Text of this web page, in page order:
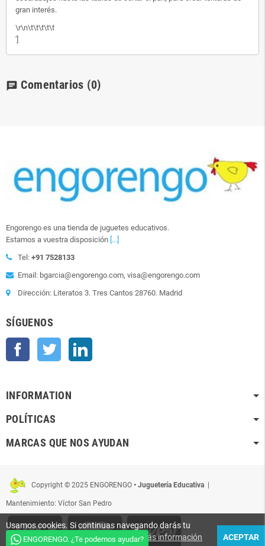
gran interés.
\r\n\t\t\t\t\t
']
chat Comentarios (0)
Engorengo es una tienda de juguetes educativos.
Estamos a vuestra disposición [...]
Tel: +91 7528133
Email: bgarcia@engorengo.com, visa@engorengo.com
Dirección: Literatos 3. Tres Cantos 28760. Madrid
SÍGUENOS
Facebook Twitter
INFORMATION
POLÍTICAS
MARCAS QUE NOS AYUDAN
Copyright © 2025 ENGORENGO • Juguetería Educativa
Mantenimiento: Víctor San Pedro
Usamos cookies. Si continuas navegando darás tu
conformidad para que sean usadas.Más información
ACEPTAR
ENGORENGO. ¿Te podemos ayudar?